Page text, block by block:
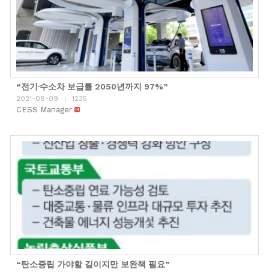
“전기·수소차 보급률 2050년까지 97%”
2021-08-09 | 1235
CESS Manager
“탄소중립 가야할 길이지만 보완책 필요”